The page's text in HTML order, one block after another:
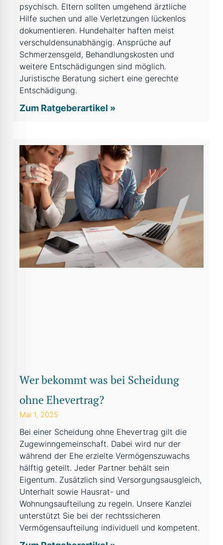
psychisch. Eltern sollten umgehend ärztliche
Hilfe suchen und alle Verletzungen lückenlos
dokumentieren. Hundehalter haften meist
verschuldensunabhängig. Ansprüche auf
Schmerzensgeld, Behandlungskosten und
weitere Entschädigungen sind möglich.
Juristische Beratung sichert eine gerechte
Entschädigung.
Zum Ratgeberartikel »
Wer bekommt was bei Scheidung
ohne Ehevertrag?
Mai 1, 2025
Bei einer Scheidung ohne Ehevertrag gilt die
Zugewinngemeinschaft. Dabei wird nur der
während der Ehe erzielte Vermögenszuwachs
hälftig geteilt. Jeder Partner behält sein
Eigentum. Zusätzlich sind Versorgungsausgleich,
Unterhalt sowie Hausrat- und
Wohnungsaufteilung zu regeln. Unsere Kanzlei
unterstützt Sie bei der rechtssicheren
Vermögensaufteilung individuell und kompetent.